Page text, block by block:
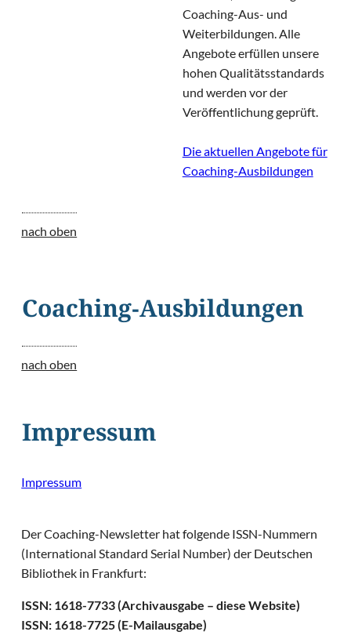
Coaching-Aus- und
Weiterbildungen. Alle
Angebote erfüllen unsere
hohen Qualitätsstandards
und werden vor der
Veröffentlichung geprüft.
Die aktuellen Angebote für
Coaching-Ausbildungen
nach oben
Coaching-Ausbildungen
nach oben
Impressum
Impressum
Der Coaching-Newsletter hat folgende ISSN-Nummern
(International Standard Serial Number) der Deutschen
Bibliothek in Frankfurt:
ISSN: 1618-7733 (Archivausgabe – diese Website)
ISSN: 1618-7725 (E-Mailausgabe)